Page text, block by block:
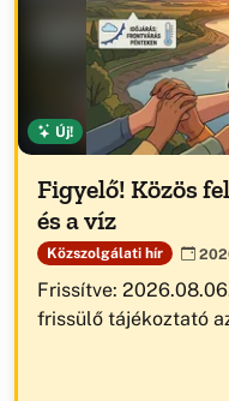
Új!
Figyelő! Közös
és a víz
Közszolgálati hír
Frissítve:
frissülő tájékoztató